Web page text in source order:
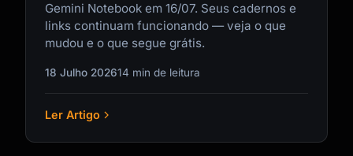
Gemini Notebook em 16/07. Seus cadernos e
links continuam funcionando — veja o que
mudou e o que segue grátis.
18 Julho 202614 min de leitura
Ler Artigo